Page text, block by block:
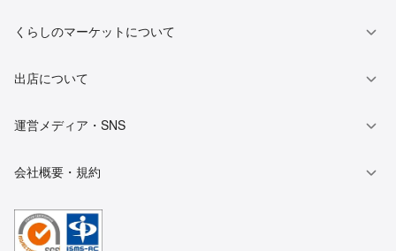
くらしのマーケットについて
出店について
運営メディア・SNS
会社概要・規約